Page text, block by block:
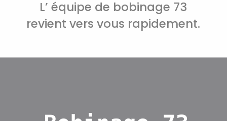
L’ équipe de bobinage 73
revient vers vous rapidement.